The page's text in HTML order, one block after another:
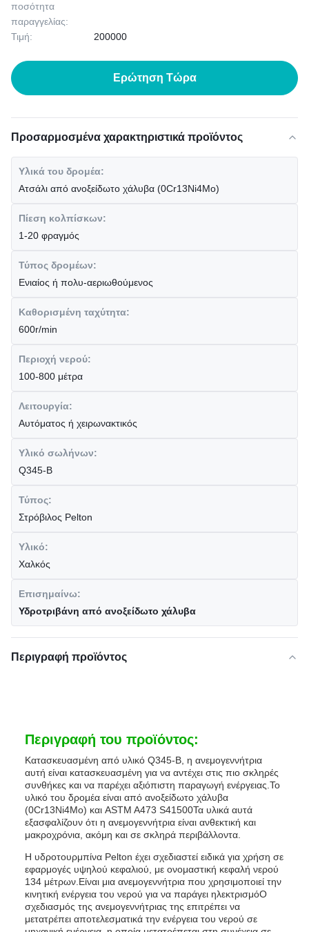
ποσότητα
παραγγελίας:
Τιμή: 200000
Ερώτηση Τώρα
Προσαρμοσμένα χαρακτηριστικά προϊόντος
Υλικά του δρομέα:
Ατσάλι από ανοξείδωτο χάλυβα (0Cr13Ni4Mo)
Πίεση κολπίσκων:
1-20 φραγμός
Τύπος δρομέων:
Ενιαίος ή πολυ-αεριωθούμενος
Καθορισμένη ταχύτητα:
600r/min
Περιοχή νερού:
100-800 μέτρα
Λειτουργία:
Αυτόματος ή χειρωνακτικός
Υλικό σωλήνων:
Q345-Β
Τύπος:
Στρόβιλος Pelton
Υλικό:
Χαλκός
Επισημαίνω:
Υδροτριβάνη από ανοξείδωτο χάλυβα
Περιγραφή προϊόντος
Περιγραφή του προϊόντος:
Κατασκευασμένη από υλικό Q345-B, η ανεμογεννήτρια
αυτή είναι κατασκευασμένη για να αντέχει στις πιο σκληρές
συνθήκες και να παρέχει αξιόπιστη παραγωγή ενέργειας.Το
υλικό του δρομέα είναι από ανοξείδωτο χάλυβα
(0Cr13Ni4Mo) και ASTM A473 S41500Τα υλικά αυτά
εξασφαλίζουν ότι η ανεμογεννήτρια είναι ανθεκτική και
μακροχρόνια, ακόμη και σε σκληρά περιβάλλοντα.
Η υδροτουρμπίνα Pelton έχει σχεδιαστεί ειδικά για χρήση σε
εφαρμογές υψηλού κεφαλιού, με ονομαστική κεφαλή νερού
134 μέτρων.Είναι μια ανεμογεννήτρια που χρησιμοποιεί την
κινητική ενέργεια του νερού για να παράγει ηλεκτρισμόΟ
σχεδιασμός της ανεμογεννήτριας της επιτρέπει να
μετατρέπει αποτελεσματικά την ενέργεια του νερού σε